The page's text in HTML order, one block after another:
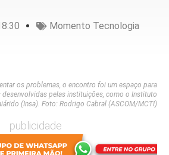
Momento Tecnologia
os problemas, o encontro foi um espaço para
desenvolvidas pelas instituições, como o Instituto
(Insa). Foto: Rodrigo Cabral (ASCOM/MCTI)
publicidade